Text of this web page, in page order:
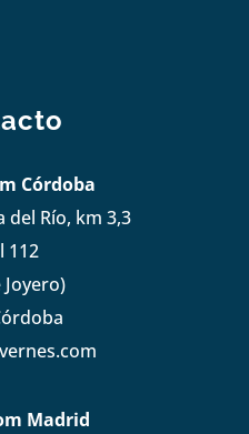
Córdoba
del Río, km 3,3
112
Madrid